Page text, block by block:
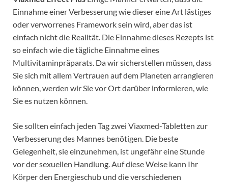
Einnahme einer Verbesserung wie dieser eine Art lästiges
oder verworrenes Framework sein wird, aber das ist
einfach nicht die Realität. Die Einnahme dieses Rezepts ist
so einfach wie die tägliche Einnahme eines
Multivitaminpräparats. Da wir sicherstellen müssen, dass
Sie sich mit allem Vertrauen auf dem Planeten arrangieren
können, werden wir Sie vor Ort darüber informieren, wie
Sie es nutzen können.
Sie sollten einfach jeden Tag zwei Viaxmed-Tabletten zur
Verbesserung des Mannes benötigen. Die beste
Gelegenheit, sie einzunehmen, ist ungefähr eine Stunde
vor der sexuellen Handlung. Auf diese Weise kann Ihr
Körper den Energieschub und die verschiedenen